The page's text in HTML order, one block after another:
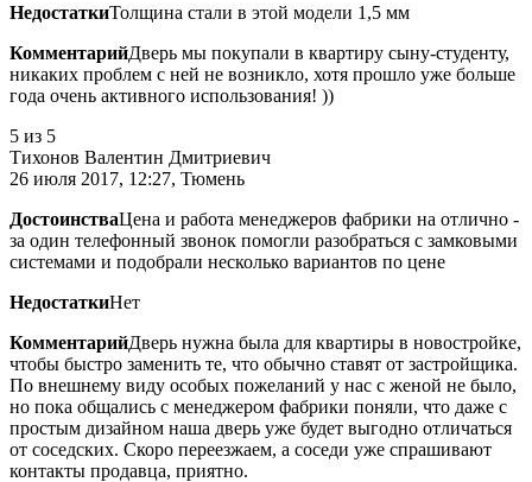
НедостаткиТолщина стали в этой модели 1,5 мм
КомментарийДверь мы покупали в квартиру сыну-студенту,
никаких проблем с ней не возникло, хотя прошло уже больше
года очень активного использования! ))
5 из 5
Тихонов Валентин Дмитриевич
26 июля 2017, 12:27, Тюмень
ДостоинстваЦена и работа менеджеров фабрики на отлично -
за один телефонный звонок помогли разобраться с замковыми
системами и подобрали несколько вариантов по цене
НедостаткиНет
КомментарийДверь нужна была для квартиры в новостройке,
чтобы быстро заменить те, что обычно ставят от застройщика.
По внешнему виду особых пожеланий у нас с женой не было,
но пока общались с менеджером фабрики поняли, что даже с
простым дизайном наша дверь уже будет выгодно отличаться
от соседских. Скоро переезжаем, а соседи уже спрашивают
контакты продавца, приятно.